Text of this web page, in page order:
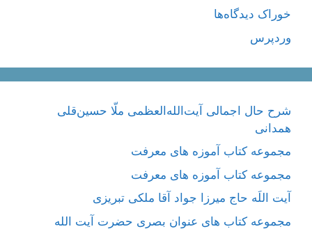
خوراک دیدگاه‌ها
وردپرس
شرح حال اجمالی آیت‌الله‌العظمی ملّا حسین‌قلی
همدانی
مجموعه کتاب آموزه های معرفت
مجموعه کتاب آموزه های معرفت
آیت اللَه حاج میرزا جواد آقا ملکی تبریزی
مجموعه کتاب های عنوان بصری حضرت آیت الله